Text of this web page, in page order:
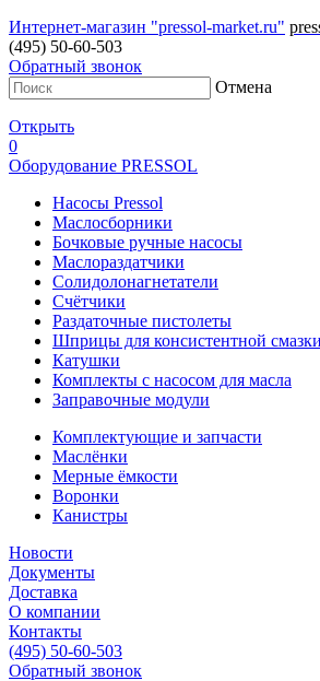
Интернет-магазин "pressol-market.ru"
(495) 50-60-503
Обратный звонок
Отмена
Открыть
0
Оборудование PRESSOL
Насосы Pressol
Маслосборники
Бочковые ручные насосы
Маслораздатчики
Солидолонагнетатели
Счётчики
Раздаточные пистолеты
Шприцы для консистентной
Катушки
Комплекты с насосом для масла
Заправочные модули
Комплектующие и запчасти
Маслёнки
Мерные ёмкости
Воронки
Канистры
Новости
Документы
Доставка
О компании
Контакты
(495) 50-60-503
Обратный звонок